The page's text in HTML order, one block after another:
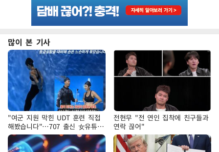
많이 본 기사
"여군 지원 막힌 UDT 훈련 직접
해봤습니다"…707 출신 女유튜버
'완벽 소화'
전현무 "전 연인 집착에 친구들과
연락 끊어"